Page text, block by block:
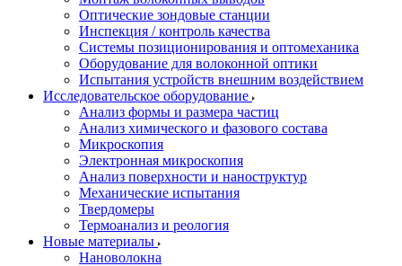
Оптические зондовые станции
Инспекция / контроль качества
Системы позиционирования и оптомеханика
Оборудование для волоконной оптики
Испытания устройств внешним воздействием
Исследовательское оборудование
Анализ формы и размера частиц
Анализ химического и фазового состава
Микроскопия
Электронная микроскопия
Анализ поверхности и наноструктур
Механические испытания
Твердомеры
Термоанализ и реология
Новые материалы
Нановолокна